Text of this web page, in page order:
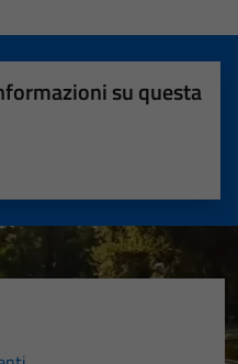
su questa
5